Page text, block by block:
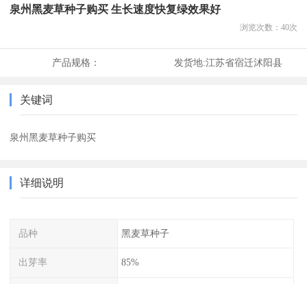
泉州黑麦草种子购买 生长速度快复绿效果好
浏览次数： 40次
产品规格： 发货地:江苏省宿迁沭阳县
关键词
泉州黑麦草种子购买
详细说明
品种 黑麦草种子
出芽率 85%